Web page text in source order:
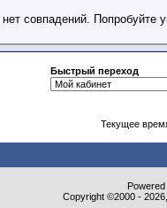
нет совпадений. Попробуйте
Быстрый переход
Текущее
Copyright ©2000 -